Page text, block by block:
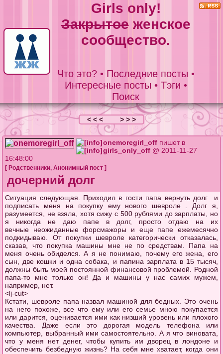
Girls only!
Закрытоеженское
сообщество.
Что это?• Последние посты •
Интересные посты • Тэги •
Поиск
< < < > > >
onemoregirl_off пишет в
girls_only_off @ 2011-11-27
16:48:00
[ Родственники,Анонимный пост ]
дочерний долг
Ситуация следующая. Приходил в гости папа вернуть долг и
подписать меня на покупку ему нового шевроле . Долг я,
разумеется, не взяла, хотя сижу с 500 рублями до зарплаты, но
я никогда не даю папе в долг, просто отдаю на их
вечные неожиданные форсмажоры и еще папе ежемесячно
подкидываю. От покупки шевроле категорически отказалась,
сказав, что покупка машины мне не по средствам. Папа на
меня очень обиделся. А я не понимаю, почему его жена, его
сын, две кошки и одна собака, и папина зарплата в 15 тысяч,
должны быть моей постоянной финансовой проблемой. Родной
папа-то мне только он! Да и машины у нас самих мужем,
например, нет.
<lj-cut>
Кстати, шевроле папа назвал машиной для бедных. Это очень
на него похоже, все что ему или его семье мною покупается
или дарится, оценивается ими как низший уровень или плохого
качества. Даже если это дорогая модель телефона или
компьютер, выбранный ими самостоятельно. А я что виновата,
что у меня нет денег, чтобы купить им дворец в лондоне и
обеспечить безбедную жизнь? На себя мне хватает, когда они